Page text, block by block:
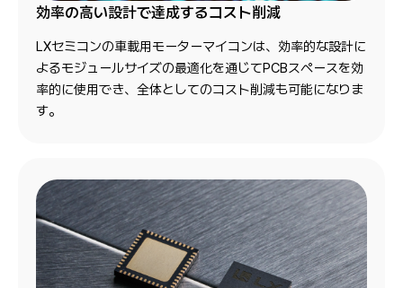
効率の高い設計で達成するコスト削減
LXセミコンの車載用モーターマイコンは、効率的な設計に
よるモジュールサイズの最適化を通じてPCBスペースを効
率的に使用でき、全体としてのコスト削減も可能になりま
す。